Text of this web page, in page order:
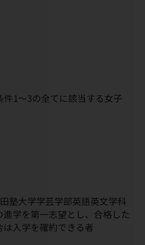
件1～3の全てに該当する女子
塾大学学芸学部英語英文学科
進学を第一志望とし、合格した
は入学を確約できる者